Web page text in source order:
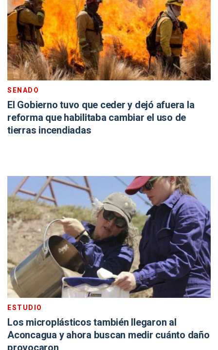
SENADO
El Gobierno tuvo que ceder y dejó afuera la
reforma que habilitaba cambiar el uso de
tierras incendiadas
ESTUDIO
Los microplásticos también llegaron al
Aconcagua y ahora buscan medir cuánto daño